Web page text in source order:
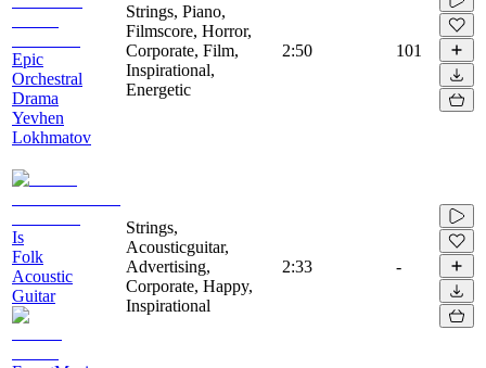
Epic
Orchestral
Drama
Yevhen
Lokhmatov
Strings, Piano,
Filmscore, Horror,
Corporate, Film,
Inspirational,
Energetic
2:50 101
Is
Folk
Acoustic
Guitar
Strings,
Acousticguitar,
Advertising,
Corporate, Happy,
Inspirational
2:33 -